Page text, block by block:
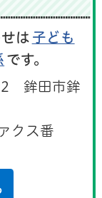
は 子ども
です。
鉾田市鉾
クス番